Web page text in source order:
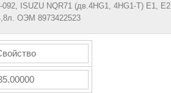
ISUZU NQR71 (дв.4HG1, 4HG1-T) Е1, Е2
ОЭМ 8973422523